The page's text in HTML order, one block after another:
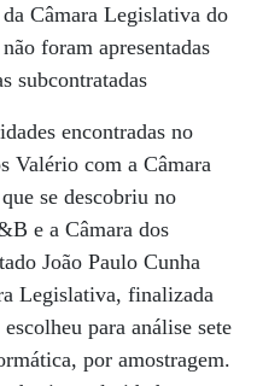
Câmara Legislativa do
foram apresentadas
subcontratadas
encontradas no
Valério com a Câmara
se descobriu no
e a Câmara dos
João Paulo Cunha
Legislativa, finalizada
para análise sete
por amostragem.